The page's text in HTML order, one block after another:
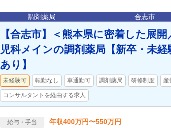
調剤薬局 合志市
【合志市】＜熊本県に密着した展
児科メインの調剤薬局【新卒・未
あり】
未経験可 転勤なし 車通勤可 調剤薬局 研修制度 産
コンサルタントを経由する求人
給与・手当 年収400万円〜550万円